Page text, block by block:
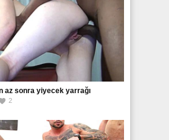
az sonra yiyecek yarrağı
2